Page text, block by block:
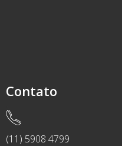
Contato
(11) 5908 4799